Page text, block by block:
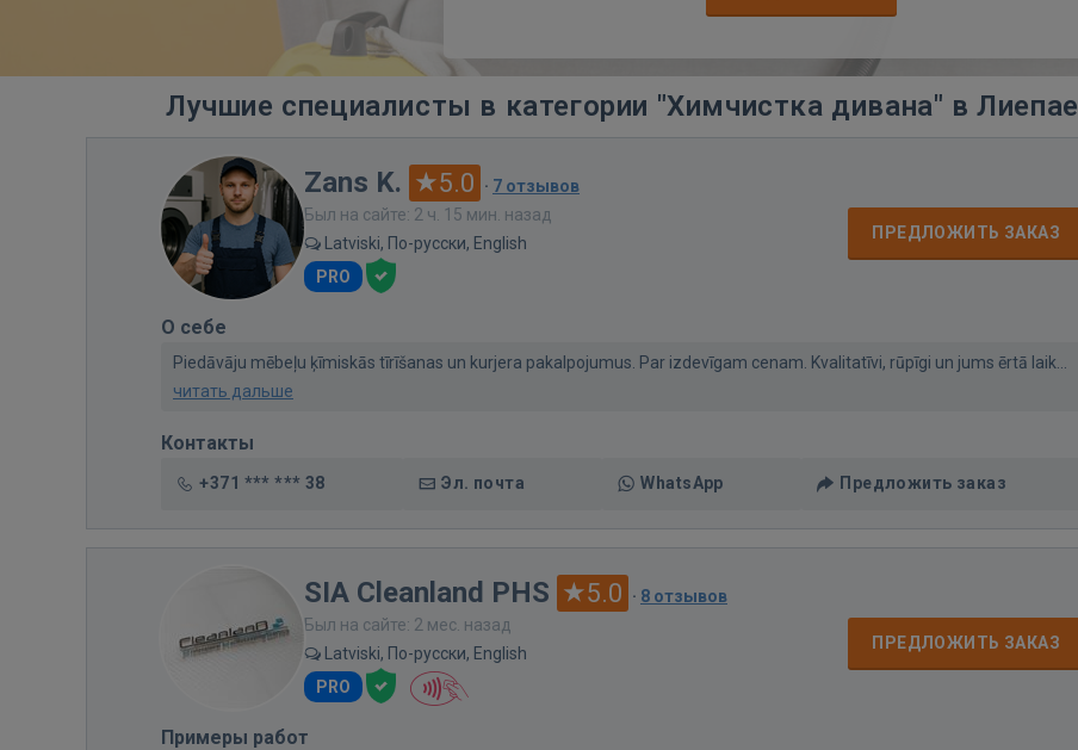
Лучшие специалисты в категории "Химчистка дивана" в Лиепае
Zans K. 5.0 · 7 отзывов
Был на сайте: 2 ч. 15 мин. назад
Latviski, По-русски, English
PRO
ПРЕДЛОЖИТЬ ЗАКАЗ
О себе
Piedāvāju mēbeļu ķīmiskās tīrīšanas un kurjera pakalpojumus. Par izdevīgam cenam. Kvalitatīvi, rūpīgi un jums ērtā laik...
читать дальше
Контакты
+371 *** *** 38 Эл. почта WhatsApp Предложить заказ
SIA Cleanland PHS 5.0 · 8 отзывов
Был на сайте: 2 мес. назад
Latviski, По-русски, English
PRO
ПРЕДЛОЖИТЬ ЗАКАЗ
Примеры работ